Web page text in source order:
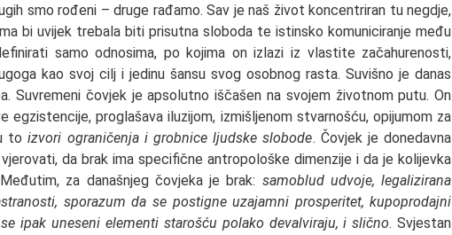
smo rođeni – druge rađamo. Sav je naš život koncentriran tu negdje,
bi uvijek trebala biti prisutna sloboda te istinsko komuniciranje među
samo odnosima, po kojima on izlazi iz vlastite začahurenosti,
kao svoj cilj i jedinu šansu svog osobnog rasta. Suvišno je danas
Suvremeni čovjek je apsolutno iščašen na svojem životnom putu. On
egzistencije, proglašava iluzijom, izmišljenom stvarnošću, opijumom za
to izvori ograničenja i grobnice ljudske slobode. Čovjek je donedavna
da brak ima specifične antropološke dimenzije i da je kolijevka
za današnjeg čovjeka je brak: samoblud udvoje, legalizirana
sporazum da se postigne uzajamni prosperitet, kupoprodajni
ipak uneseni elementi starošću polako devalviraju, i slično. Svjestan